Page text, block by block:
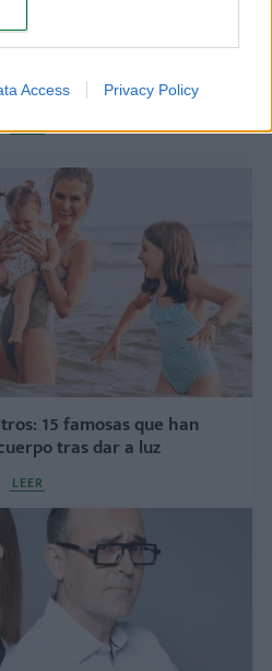
Access Privacy Policy
copiar!
LEER
15 famosas que han
tras dar a luz
LEER